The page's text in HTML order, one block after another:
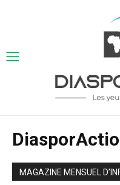
MAGAZINE MENSUEL